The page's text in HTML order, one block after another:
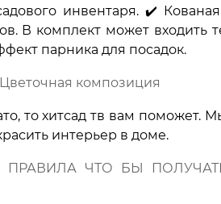
инвентаря. ✔️
В комплект может входить
парника для посадок.
композиция
то хитсад тв вам поможет.
интерьер в доме.
ПРАВИЛА ЧТО БЫ